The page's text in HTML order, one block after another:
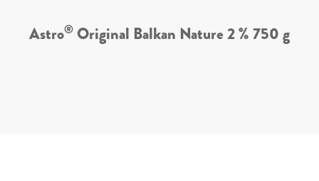
Astro® Original Balkan Nature 2 % 750 g